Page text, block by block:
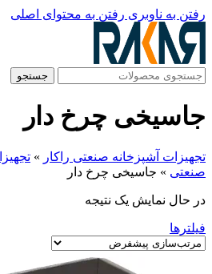
رفتن به ناوبری رفتن به محتوای اصلی
جستجو
جاسیخی چرخ دار
تجهیزات آشپزخانه صنعتی راکار »
صنعتی » جاسیخی چرخ دار
در حال نمایش یک نتیجه
فیلترها